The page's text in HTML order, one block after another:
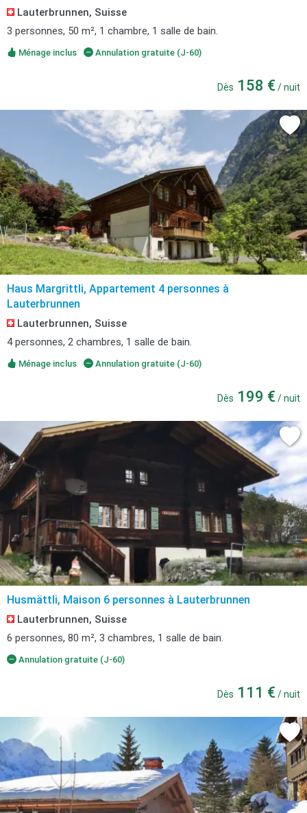
Lauterbrunnen, Suisse
3 personnes, 50 m², 1 chambre, 1 salle de bain.
Ménage inclus Annulation gratuite (J-60)
Dès 158 € / nuit
Haus Margrittli, Appartement 4 personnes à
Lauterbrunnen
Lauterbrunnen, Suisse
4 personnes, 2 chambres, 1 salle de bain.
Ménage inclus Annulation gratuite (J-60)
Dès 199 € / nuit
Husmättli, Maison 6 personnes à Lauterbrunnen
Lauterbrunnen, Suisse
6 personnes, 80 m², 3 chambres, 1 salle de bain.
Annulation gratuite (J-60)
Dès 111 € / nuit